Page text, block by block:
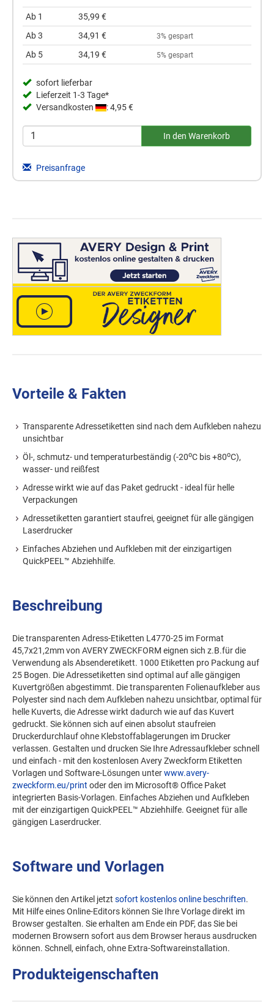
Ab 1
35,99 €
Ab 3
34,91 € 3% gespart
Ab 5 34,19 € 5% gespart
sofort lieferbar
Lieferzeit 1-3 Tage*
Versandkosten
: 4,95 €
Preisanfrage
Vorteile & Fakten
Transparente Adressetiketten sind nach dem Aufkleben nahezu
unsichtbar
Öl-, schmutz- und temperaturbeständig (-20⁰C bis +80⁰C),
wasser- und reißfest
Adresse wirkt wie auf das Paket gedruckt - ideal für helle
Verpackungen
Adressetiketten garantiert staufrei, geeignet für alle gängigen
Laserdrucker
Einfaches Abziehen und Aufkleben mit der einzigartigen
QuickPEEL™ Abziehhilfe.
Beschreibung
Die transparenten Adress-Etiketten L4770-25 im Format
45,7x21,2mm von AVERY ZWECKFORM eignen sich z.B.für die
Verwendung als Absenderetikett. 1000 Etiketten pro Packung auf
25 Bogen. Die Adressetiketten sind optimal auf alle gängigen
Kuvertgrößen abgestimmt. Die transparenten Folienaufkleber aus
Polyester sind nach dem Aufkleben nahezu unsichtbar, optimal für
helle Kuverts, die Adresse wirkt dadurch wie auf das Kuvert
gedruckt. Sie können sich auf einen absolut staufreien
Druckerdurchlauf ohne Klebstoffablagerungen im Drucker
verlassen. Gestalten und drucken Sie Ihre Adressaufkleber schnell
und einfach - mit den kostenlosen Avery Zweckform Etiketten
Vorlagen und Software-Lösungen unterwww.avery-
zweckform.eu/print oder den im Microsoft® Office Paket
integrierten Basis-Vorlagen. Einfaches Abziehen und Aufkleben
mit der einzigartigen QuickPEEL™ Abziehhilfe. Geeignet für alle
gängigen Laserdrucker.
Software und Vorlagen
Sie können den Artikel jetzt sofort kostenlos online beschriften.
Mit Hilfe eines Online-Editors können Sie Ihre Vorlage direkt im
Browser gestalten. Sie erhalten am Ende ein PDF, das Sie bei
modernen Browsern sofort aus dem Browser heraus ausdrucken
können. Schnell, einfach, ohne Extra-Softwareinstallation.
Produkteigenschaften